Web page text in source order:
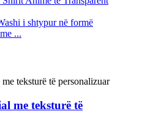
i shtypur në formë
...
me teksturë të